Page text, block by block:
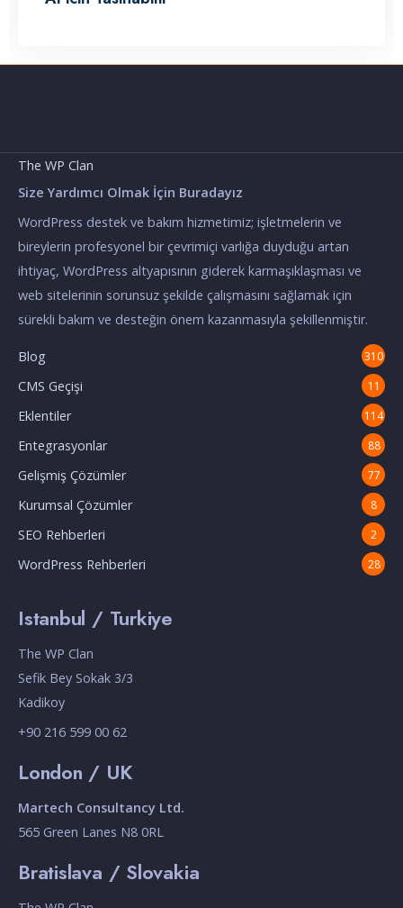
The WP Clan
Size Yardımcı Olmak İçin Buradayız
WordPress destek ve bakım hizmetimiz; işletmelerin ve
bireylerin profesyonel bir çevrimiçi varlığa duyduğu artan
ihtiyaç, WordPress altyapısının giderek karmaşıklaşması ve
web sitelerinin sorunsuz şekilde çalışmasını sağlamak için
sürekli bakım ve desteğin önem kazanmasıyla şekillenmiştir.
Blog 310
CMS Geçişi 11
Eklentiler 114
Entegrasyonlar 88
Gelişmiş Çözümler 77
Kurumsal Çözümler 8
SEO Rehberleri 2
WordPress Rehberleri 28
Istanbul / Turkiye
The WP Clan
Sefik Bey Sokak 3/3
Kadikoy
+90 216 599 00 62
London / UK
Martech Consultancy Ltd.
565 Green Lanes N8 0RL
Bratislava / Slovakia